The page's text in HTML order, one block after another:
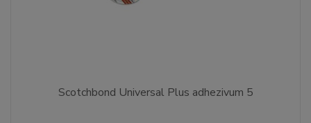
Scotchbond Universal Plus adhezivum 5